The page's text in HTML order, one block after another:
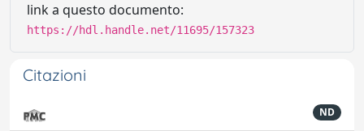
link a questo documento:
https://hdl.handle.net/11695/157323
Citazioni
ND